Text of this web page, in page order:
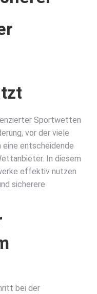
Sportwetten
vor der viele
entscheidende
In diesem
effektiv nutzen
sicherere
bei der